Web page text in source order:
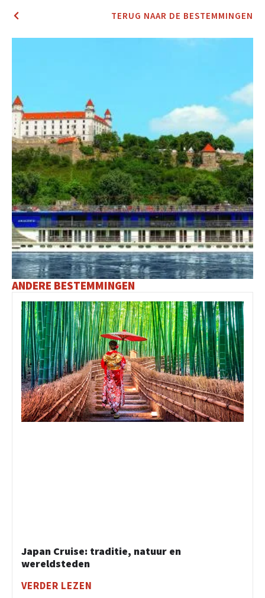
TERUG NAAR DE BESTEMMINGEN
ANDERE BESTEMMINGEN
Japan Cruise: traditie, natuur en
wereldsteden
VERDER LEZEN